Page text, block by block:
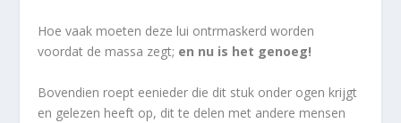
Hoe vaak moeten deze lui ontrmaskerd worden
voordat de massa zegt; en nu is het genoeg!
Bovendien roept eenieder die dit stuk onder ogen krijgt
en gelezen heeft op, dit te delen met andere mensen